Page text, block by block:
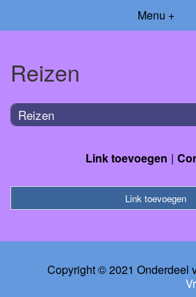
Menu +
Reizen
Reizen
Link toevoegen
Link toevoegen
Copyright © 2021 Onderdeel